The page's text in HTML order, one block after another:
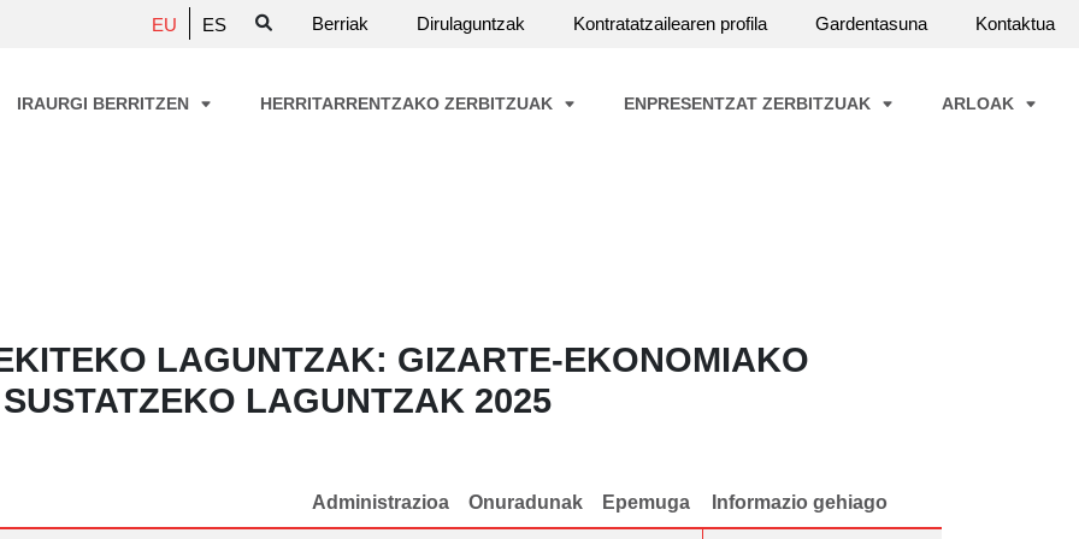
EU ES Berriak Dirulaguntzak Kontratatzailearen profila Gardentasuna Kontaktua
IRAURGI BERRITZEN HERRITARRENTZAKO ZERBITZUAK ENPRESENTZAT ZERBITZUAK ARLOAK
LAGUNTZAK: GIZARTE-EKONOMIAKO
LAGUNTZAK 2025
Administrazioa Onuradunak Epemuga Informazio gehiago